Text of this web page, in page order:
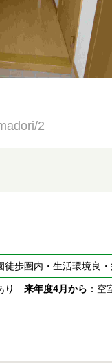
2
徒歩圏内・生活環境良
り 来年度4月から ：空